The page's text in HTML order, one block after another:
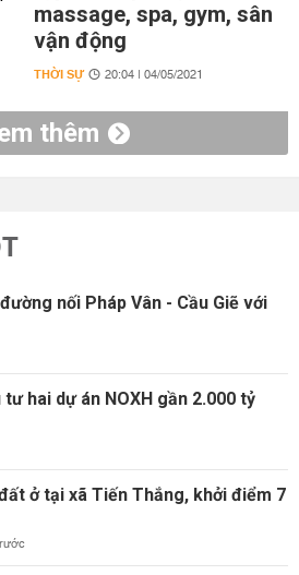
massage, spa, gym, sân
vận động
THỜI SỰ 20:04 | 04/05/2021
thêm
nối Pháp Vân - Cầu Giẽ với
hai dự án NOXH gần 2.000 tỷ
ở tại xã Tiến Thắng, khởi điểm 7